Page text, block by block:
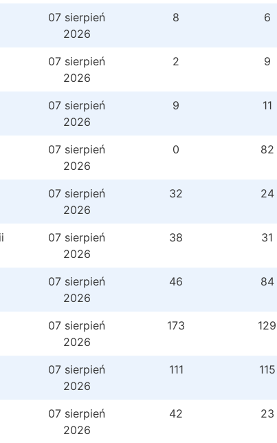
07 sierpień
2026
8 6
07 sierpień
2026
2 9
07 sierpień
2026
9 11
07 sierpień
2026
0 82
07 sierpień
2026
32 24
07 sierpień
2026
38 31
07 sierpień
2026
46 84
07 sierpień
2026
173 129
07 sierpień
2026
111 115
07 sierpień
2026
42 23